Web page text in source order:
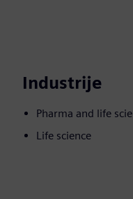
Industrije
Pharma and life
Life science